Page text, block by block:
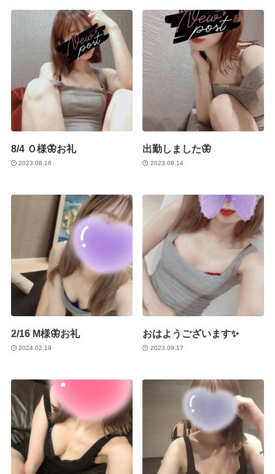
8/4 Ｏ様🦋お礼
2023.08.16
出勤しました🦋
2023.08.14
2/16 M様🦋お礼
2024.02.19
おはようございます✨
2023.09.17